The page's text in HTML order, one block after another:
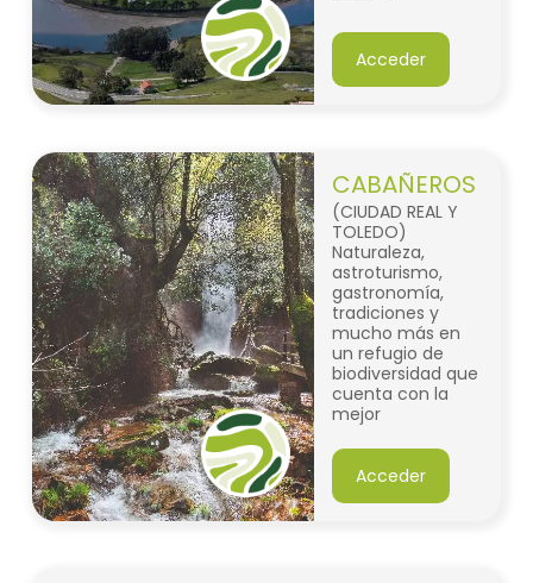
Acceder
CABAÑEROS
(CIUDAD REAL Y
TOLEDO)
Naturaleza,
astroturismo,
gastronomía,
tradiciones y
mucho más en
un refugio de
biodiversidad que
cuenta con la
mejor
del bosque
mediterráneo de
la península
Acceder